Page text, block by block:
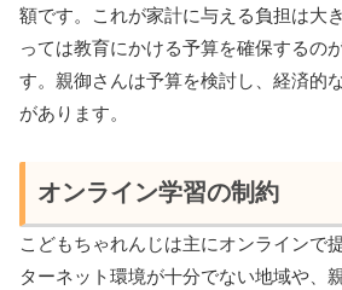
額です。これが家計に与える負担は大
っては教育にかける予算を確保するの
す。親御さんは予算を検討し、経済的
があります。
オンライン学習の制約
こどもちゃれんじは主にオンラインで
ターネット環境が十分でない地域や、